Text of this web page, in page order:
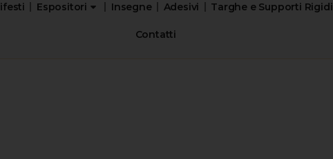
Espositori Insegne Adesivi Targhe e Supporti Rigidi
Contatti